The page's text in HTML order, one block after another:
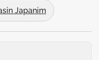
Japanim